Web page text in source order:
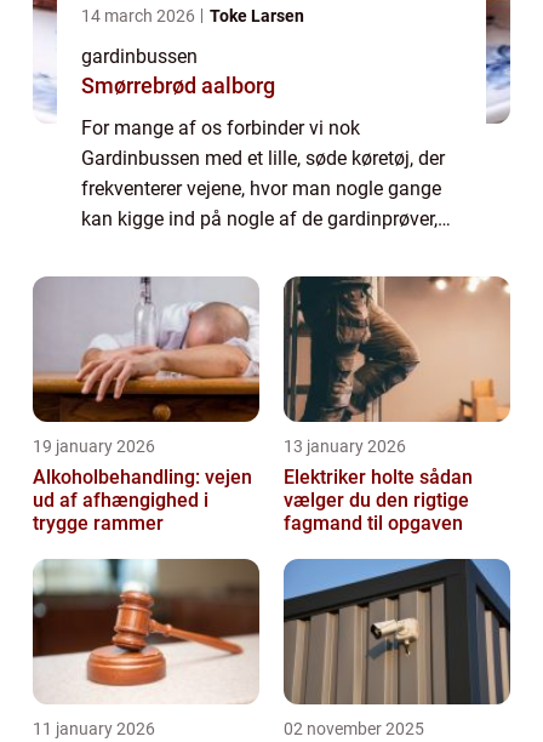
14 march 2026 Toke Larsen
gardinbussen
Smørrebrød aalborg
For mange af os forbinder vi nok
Gardinbussen med et lille, søde køretøj, der
frekventerer vejene, hvor man nogle gange
kan kigge ind på nogle af de gardinprøver,
kommer ud til et hjem, så man kan prøv...
19 january 2026
Alkoholbehandling: vejen
ud af afhængighed i
trygge rammer
13 january 2026
Elektriker holte sådan
vælger du den rigtige
fagmand til opgaven
11 january 2026 02 november 2025